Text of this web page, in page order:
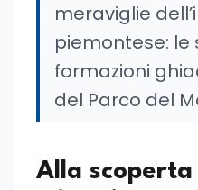
meraviglie
piemontese:
formazioni
del Parco del
Alla scoperta